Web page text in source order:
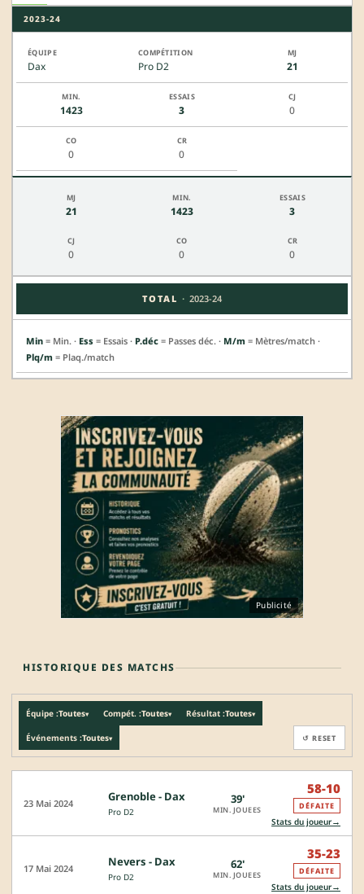
2023-24
Dax Pro D2 21
1423 3 0
0 0
21 1423 3
0 0 0
TOTAL · 2023-24
Min = Min. · Ess = Essais · P.déc = Passes déc. · M/m = Mètres/match ·
Plq/m = Plaq./match
Publicité
HISTORIQUE DES MATCHS
Équipe :Toutes▾ Compét. :Toutes▾ Résultat :Toutes▾
Événements :Toutes▾ ↺ RESET
23 Mai 2024 Grenoble - Dax
Pro D2
39'
MIN. JOUEES
58-10
DÉFAITE
Stats du joueur→
17 Mai 2024 Nevers - Dax
Pro D2
62'
MIN. JOUEES
35-23
DÉFAITE
Stats du joueur→